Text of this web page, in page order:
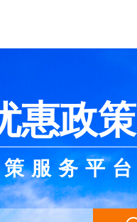
惠政策
服务平台